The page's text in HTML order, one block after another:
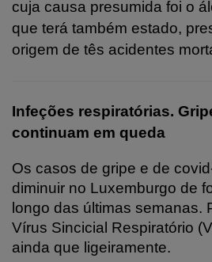
cuja causa presumida foi o
que terá também estado,
origem de tês acidentes
Infeções respiratórias.
continuam em queda
Os casos de gripe e de
diminuir no Luxemburgo de
longo das últimas semanas.
Vírus Sincicial Respiratório
ainda que ligeiramente.